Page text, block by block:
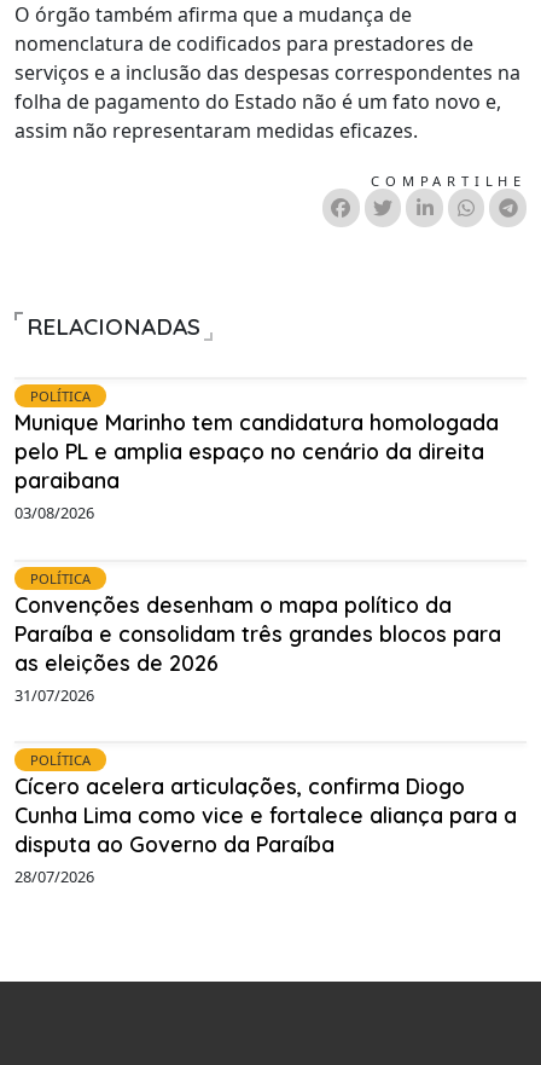
O órgão também afirma que a mudança de
nomenclatura de codificados para prestadores de
serviços e a inclusão das despesas correspondentes na
folha de pagamento do Estado não é um fato novo e,
assim não representaram medidas eficazes.
COMPARTILHE
RELACIONADAS
POLÍTICA
Munique Marinho tem candidatura homologada
pelo PL e amplia espaço no cenário da direita
paraibana
03/08/2026
POLÍTICA
Convenções desenham o mapa político da
Paraíba e consolidam três grandes blocos para
as eleições de 2026
31/07/2026
POLÍTICA
Cícero acelera articulações, confirma Diogo
Cunha Lima como vice e fortalece aliança para a
disputa ao Governo da Paraíba
28/07/2026